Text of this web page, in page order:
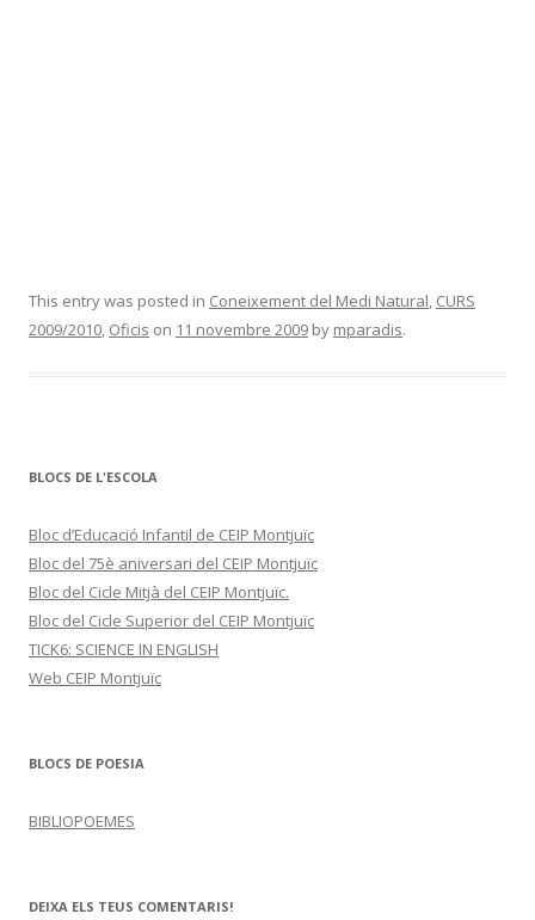
This entry was posted in Coneixement del Medi Natural, CURS
2009/2010, Oficis on 11 novembre 2009 by mparadis.
BLOCS DE L'ESCOLA
Bloc d’Educació Infantil de CEIP Montjuïc
Bloc del 75è aniversari del CEIP Montjuïc
Bloc del Cicle Mitjà del CEIP Montjuïc.
Bloc del Cicle Superior del CEIP Montjuïc
TICK6: SCIENCE IN ENGLISH
Web CEIP Montjuïc
BLOCS DE POESIA
BIBLIOPOEMES
DEIXA ELS TEUS COMENTARIS!